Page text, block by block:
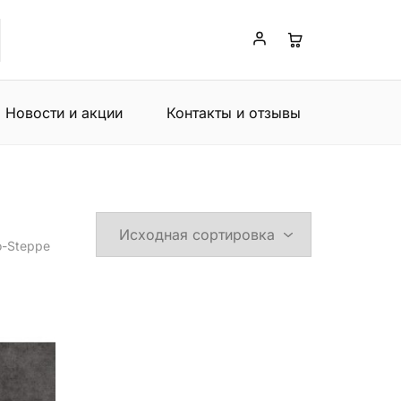
Новости и акции Контакты и отзывы
Steppe